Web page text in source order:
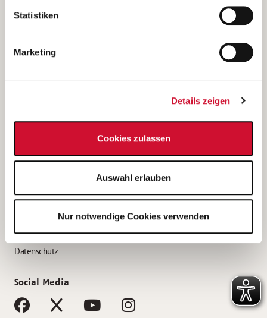
unsererDatenschutzerklärung
Statistiken
Marketing
Details zeigen
Cookies zulassen
Auswahl erlauben
Nur notwendige Cookies verwenden
(Ein Tochterunternehmen des AWO Bezirksverbandes Unterfranken
e.V.)
Bewerbung als Altenpflegehelfer*in
Bewerbung als Erzieher*in
AWO Gliederungen nach Bundesland
Impressum
Datenschutz
Social Media